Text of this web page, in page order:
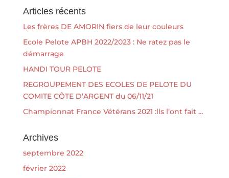
Articles récents
Les frères DE AMORIN fiers de leur couleurs
Ecole Pelote APBH 2022/2023 : Ne ratez pas le
démarrage
HANDI TOUR PELOTE
REGROUPEMENT DES ECOLES DE PELOTE DU
COMITE CÔTE D’ARGENT du 06/11/21
Championnat France Vétérans 2021 :lls l’ont fait …
Archives
septembre 2022
février 2022